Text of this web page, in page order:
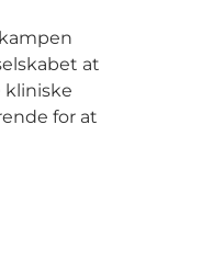
at
kliniske
for at